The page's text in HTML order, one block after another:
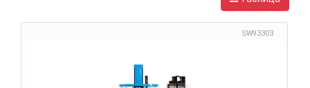
SW93303